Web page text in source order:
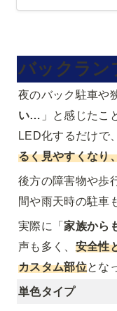
バックラン
夜のバック駐車や
い… 」と感じたこ
LED化するだけで
るく見やすくなり
後方の障害物や歩
間や雨天時の駐車
実際に「家族から
声も多く、 安全性
カスタム部位とな
単色タイプ